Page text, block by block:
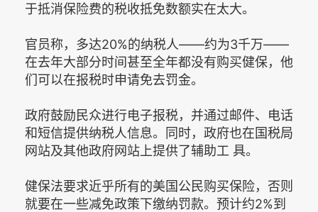
于抵消保险费的税收抵免数额实在太大。
官员称，多达20%的纳税人——约为3千万——
在去年大部分时间甚至全年都没有购买健保，他
们可以在报税时申请免去罚金。
政府鼓励民众进行电子报税，并通过邮件、电话
和短信提供纳税人信息。同时，政府也在国税局
网站及其他政府网站上提供了辅助工 具。
健保法要求近乎所有的美国公民购买保险，否则
就要在一些减免政策下缴纳罚款。预计约2%到